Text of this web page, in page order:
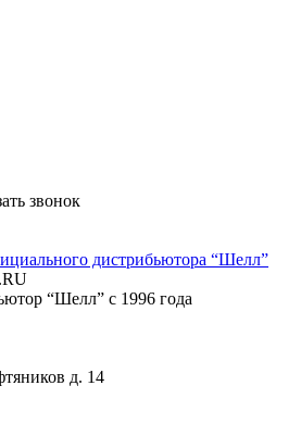
звонок
“Шелл” с 1996 года
д. 14